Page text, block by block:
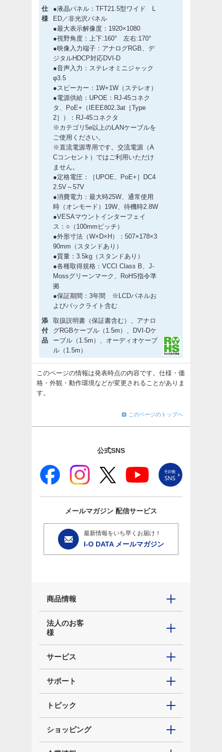
仕
様
●液晶パネル：TFT21.5型ワイド L
ED／非光沢パネル
●最大表示解像度：1920×1080
●視野角度：上下:160° 左右:170°
●映像入力端子：アナログRGB、デ
ジタルHDCP対応DVI-D
●音声入力：ステレオミニジャック
φ3.5
●スピーカー：1W+1W（ステレオ）
●電源供給：UPOE：RJ-45コネク
タ、PoE+（IEEE802.3at［Type
2］）：RJ-45コネクタ
※カテゴリ5e以上のLANケーブルを
ご使用ください。
※直流電源専用です。交流電源（A
Cコンセント）ではご利用いただけ
ません。
●定格電圧：［UPOE、PoE+］DC4
2.5V～57V
●消費電力：最大時25W、通常使用
時（オンモード）19W、待機時2.8W
●VESAマウントインターフェイ
ス：○（100mmピッチ）
●外形寸法（W×D×H）：507×178×3
90mm（スタンドあり）
●質量：3.5kg（スタンドあり）
●各種取得規格：VCCI Class B、J-
Mossグリーンマーク、RoHS指令準
拠
●保証期間：3年間 ※LCDパネルお
よびバックライト含む
添
付
品
取扱説明書（保証書含む）、アナロ
グRGBケーブル（1.5m）、DVI-Dケ
ーブル（1.5m）、オーディオケーブ
ル（1.5m）
このページの情報は発表時点の内容です。仕様・価
格・外観・動作環境などが変更されることがありま
す。
このページのトップへ
公式SNS
メールマガジン 配信サービス
最新情報をいち早くお届け！
I-O DATA メールマガジン
商品情報
法人のお客
様
サービス
サポート
トピック
ショッピング